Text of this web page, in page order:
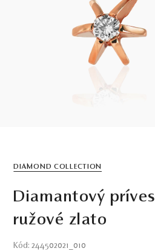
DIAMOND COLLECTION
Diamantový
ružové zlato
Kód: 244502021_010